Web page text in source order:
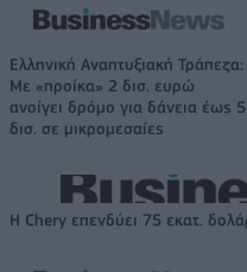
Ελληνική Αναπτυξιακή Τράπεζα:
Με «προίκα» 2 δισ. ευρώ
ανοίγει δρόμο για δάνεια έως 5
δισ. σε μικρομεσαίες
Η Chery επενδύει 75 εκατ.